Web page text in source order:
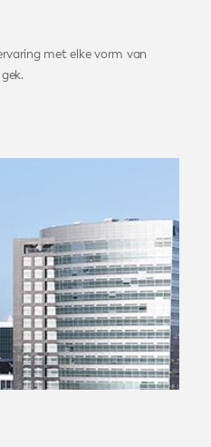
met elke vorm van